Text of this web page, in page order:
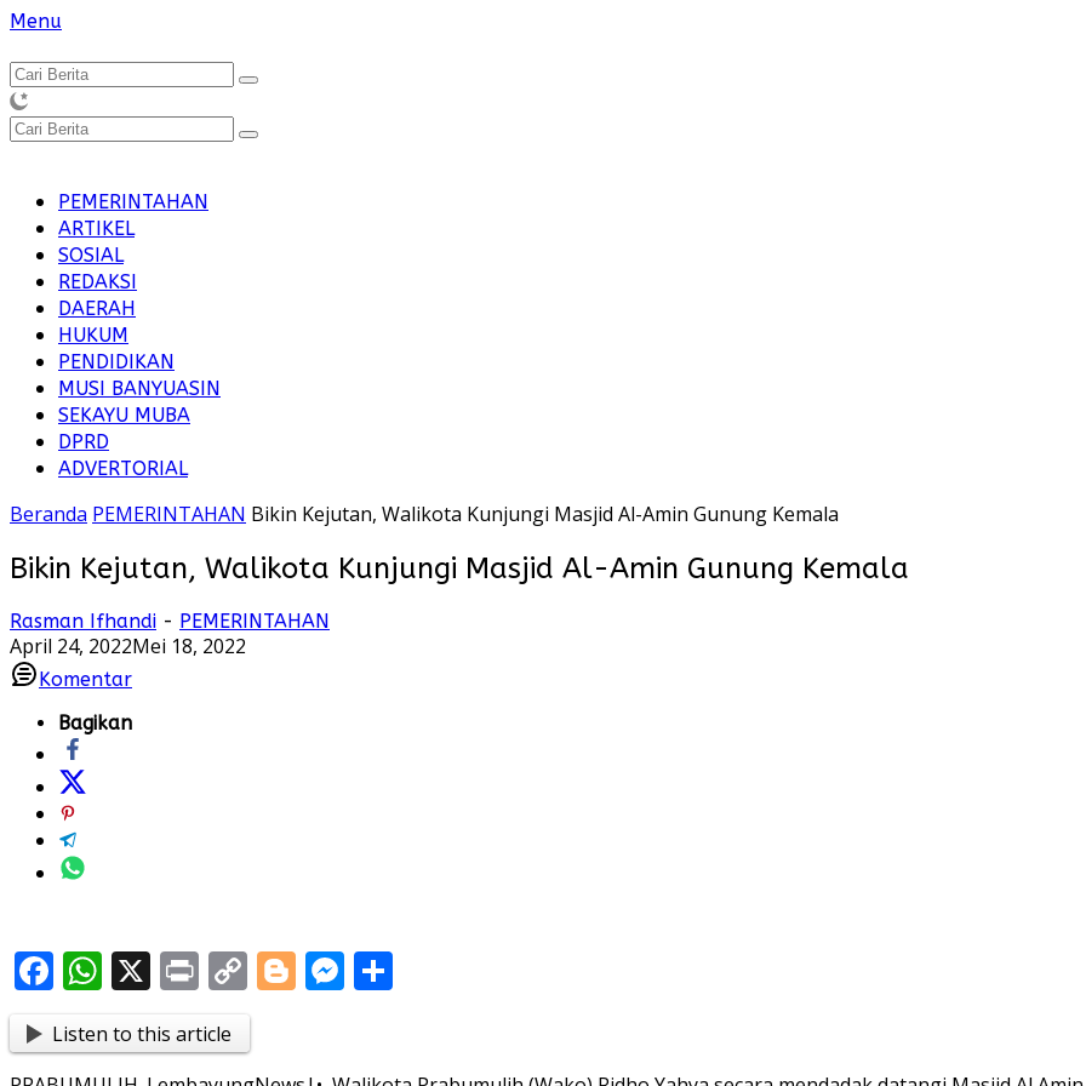
Langsung
konten
Menu
PEMERINTAHAN
ARTIKEL
SOSIAL
REDAKSI
DAERAH
HUKUM
PENDIDIKAN
MUSI BANYUASIN
SEKAYU MUBA
DPRD
ADVERTORIAL
Beranda PEMERINTAHAN Bikin Kejutan, Walikota Kunjungi Masjid Al-Amin Gunung Kemala
Bikin Kejutan, Walikota Kunjungi Masjid Al-Amin Gunung Kemala
Rasman Ifhandi - PEMERINTAHAN
April 24, 2022Mei 18, 2022
Komentar
Bagikan
Facebook
WhatsApp
X PrintCopy
Link
Blogger
Messenger
Listen to this article